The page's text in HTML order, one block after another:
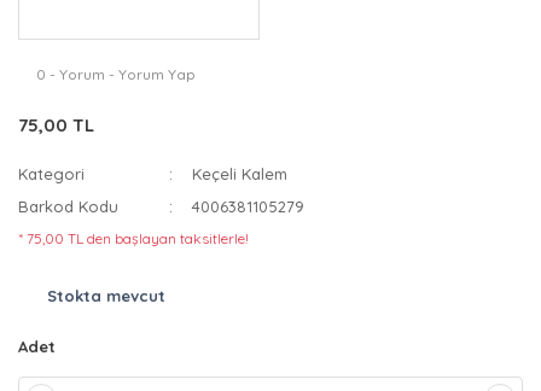
0 - Yorum - Yorum Yap
75,00 TL
Kategori
Keçeli Kalem
Barkod Kodu
4006381105279
* 75,00 TL den başlayan taksitlerle!
Stokta mevcut
Adet